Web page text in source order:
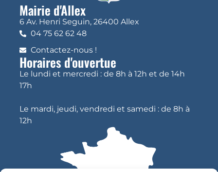
Mairie d'Allex
6 Av. Henri Seguin, 26400 Allex
04 75 62 62 48
Contactez-nous !
Horaires d'ouvertue
Le lundi et mercredi : de 8h à 12h et de 14h
17h
Le mardi, jeudi, vendredi et samedi : de 8h à
12h